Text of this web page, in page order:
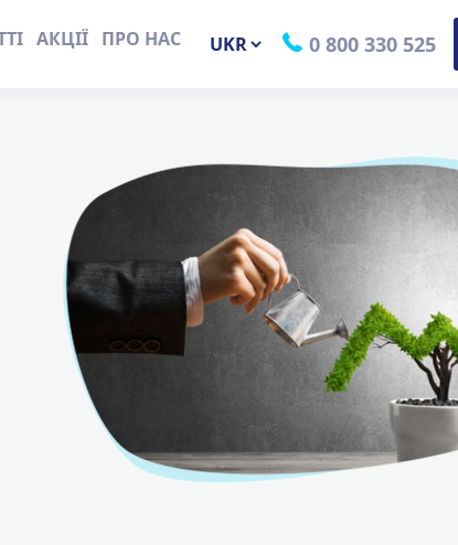
АКЦІЇ ПРО НАС 0 800 330 525
Перемикач